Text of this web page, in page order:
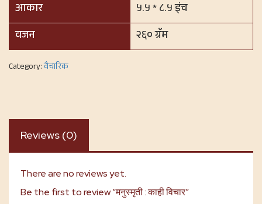
आकार
५.५ * ८.५ इंच
वजन
२६० ग्रॅम
Category:वैचारिक
Reviews (0)
There are no reviews yet.
Be the first to review “मनुस्मृती : काही विचार”